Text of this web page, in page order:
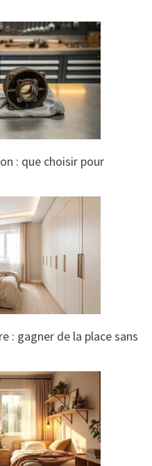
: que choisir pour
: gagner de la place sans